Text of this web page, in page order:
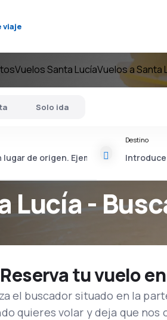
viaje
Vuelos Santa LucíaVuelos a Santa
Lucía -
Solo ida
Destino
tu vuelo
el buscador situado en la
quieres volar y deja que nos